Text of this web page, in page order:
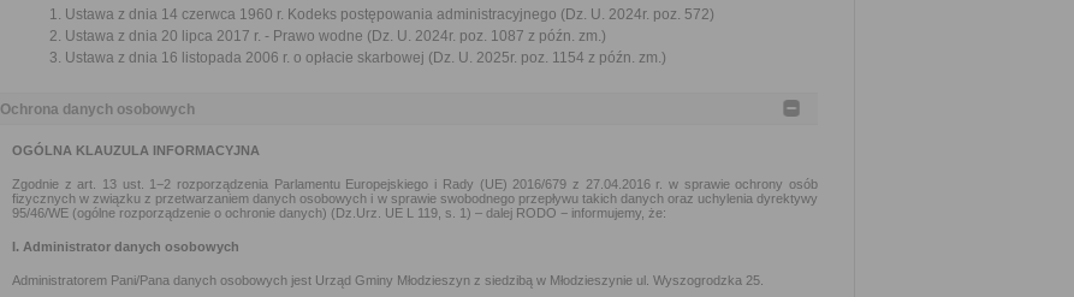
Ustawa z dnia 14 czerwca 1960 r. Kodeks postępowania administracyjnego (Dz. U. 2024r. poz. 572)
Ustawa z dnia 20 lipca 2017 r. - Prawo wodne (Dz. U. 2024r. poz. 1087 z późn. zm.)
Ustawa z dnia 16 listopada 2006 r. o opłacie skarbowej (Dz. U. 2025r. poz. 1154 z późn. zm.)
Ochrona danych osobowych
OGÓLNA KLAUZULA INFORMACYJNA
Zgodnie z art. 13 ust. 1−2 rozporządzenia Parlamentu Europejskiego i Rady (UE) 2016/679 z 27.04.2016 r. w sprawie ochrony osób
fizycznych w związku z przetwarzaniem danych osobowych i w sprawie swobodnego przepływu takich danych oraz uchylenia dyrektywy
95/46/WE (ogólne rozporządzenie o ochronie danych) (Dz.Urz. UE L 119, s. 1) – dalej RODO − informujemy, że:
I. Administrator danych osobowych
Administratorem Pani/Pana danych osobowych jest Urząd Gminy Młodzieszyn z siedzibą w Młodzieszynie ul. Wyszogrodzka 25.